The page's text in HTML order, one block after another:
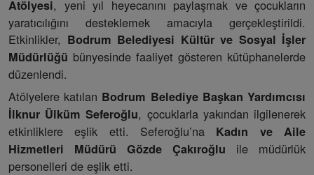
Atölyesi, yeni yıl heyecanını paylaşmak ve çocukların
yaratıcılığını desteklemek amacıyla gerçekleştirildi.
Etkinlikler, Bodrum Belediyesi Kültür ve Sosyal İşler
Müdürlüğü bünyesinde faaliyet gösteren kütüphanelerde
düzenlendi.
Atölyelere katılan Bodrum Belediye Başkan Yardımcısı
İlknur Ülküm Seferoğlu, çocuklarla yakından ilgilenerek
etkinliklere eşlik etti. Seferoğlu’na Kadın ve Aile
Hizmetleri Müdürü Gözde Çakıroğlu ile müdürlük
personelleri de eşlik etti.